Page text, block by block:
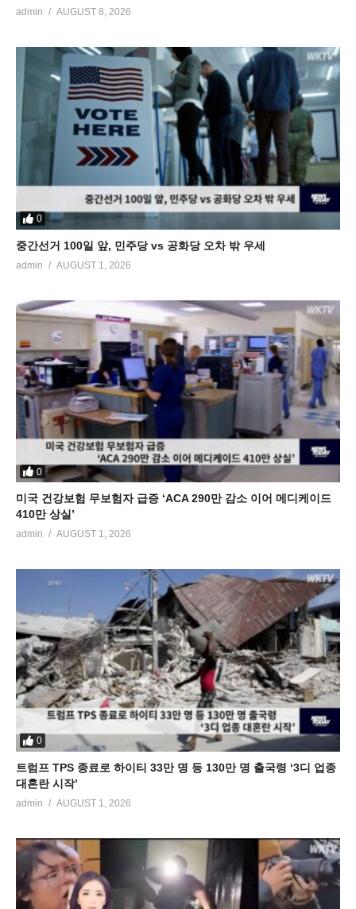
admin AUGUST 8, 2026
0
중간선거 100일 앞, 민주당 vs 공화당 오차 밖 우세
admin AUGUST 1, 2026
0
미국 건강보험 무보험자 급증 ‘ACA 290만 감소 이어 메디케이드
410만 상실’
admin AUGUST 1, 2026
0
트럼프 TPS 종료로 하이티 33만 명 등 130만 명 출국령 ‘3디 업종
대혼란 시작’
admin AUGUST 1, 2026